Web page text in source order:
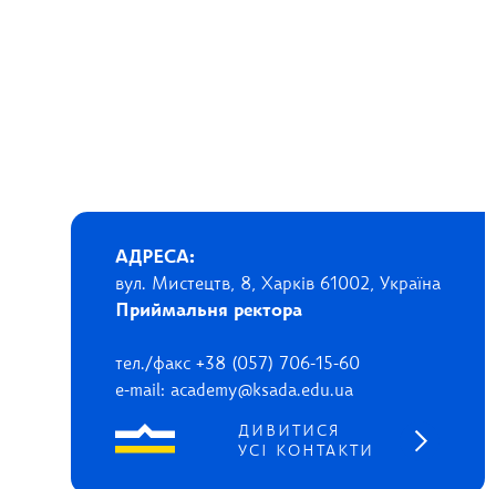
АДРЕСА:
вул. Мистецтв, 8, Харків 61002, Україна
Приймальня ректора
тел./факс +38 (057) 706-15-60
e-mail: academy@ksada.edu.ua
ДИВИТИСЯ
УСІ КОНТАКТИ